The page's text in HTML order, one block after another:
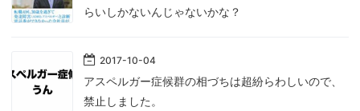
らいしかないんじゃないかな？
2017-10-04
アスペルガー症候群の相づちは超紛らわしいので、
禁止しました。